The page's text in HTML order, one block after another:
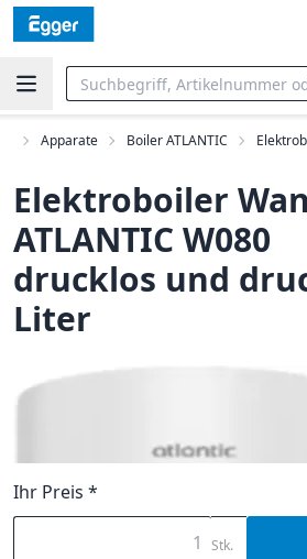
Apparate Boiler ATLANTIC
Elektroboiler
ATLANTIC W080
drucklos und
Liter
Ihr Preis *
Stk.